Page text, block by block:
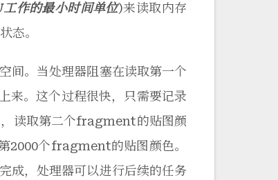
作的最小时间单位)来读取内存
态。
间。当处理器阻塞在读取第一个
。这个过程很快，只需要记录
读取第二个fragment的贴图颜
2000个fragment的贴图颜色。
成，处理器可以进行后续的任务